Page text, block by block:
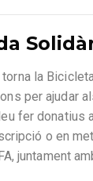
la
per ajudar
fer donatius
o en
juntament